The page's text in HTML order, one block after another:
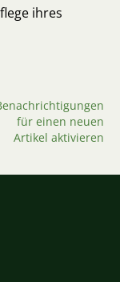
ihres
für einen neuen
Artikel aktivieren